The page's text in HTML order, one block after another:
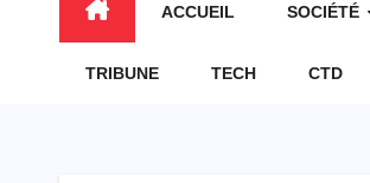
ACCUEIL SOCIÉTÉ
TRIBUNE TECH CTD